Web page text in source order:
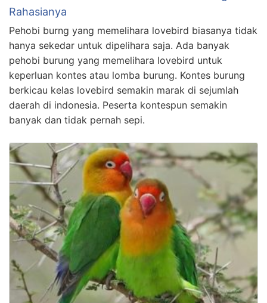
Rahasianya
Pehobi burng yang memelihara lovebird biasanya tidak
hanya sekedar untuk dipelihara saja. Ada banyak
pehobi burung yang memelihara lovebird untuk
keperluan kontes atau lomba burung. Kontes burung
berkicau kelas lovebird semakin marak di sejumlah
daerah di indonesia. Peserta kontespun semakin
banyak dan tidak pernah sepi.